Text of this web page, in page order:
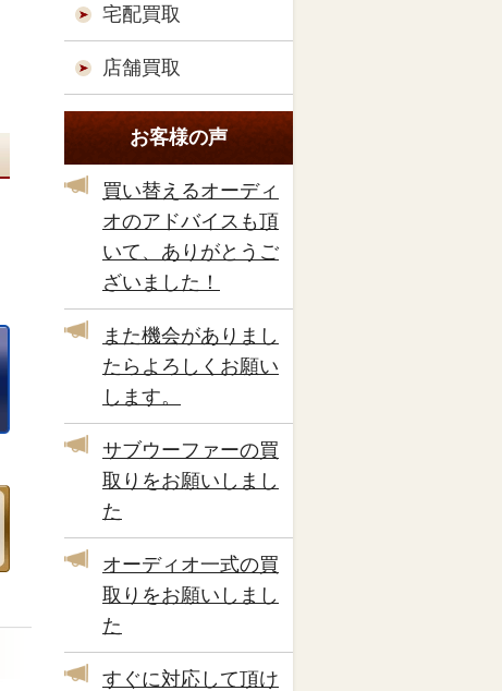
宅配買取
店舗買取
お客様の声
買い替えるオーディ
オのアドバイスも頂
いて、ありがとうご
ざいました！
また機会がありまし
たらよろしくお願い
します。
サブウーファーの買
取りをお願いしまし
た
オーディオ一式の買
取りをお願いしまし
た
すぐに対応して頂け